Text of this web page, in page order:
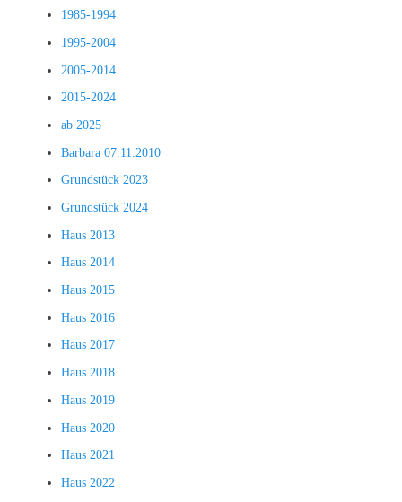
1985-1994
1995-2004
2005-2014
2015-2024
ab 2025
Barbara 07.11.2010
Grundstück 2023
Grundstück 2024
Haus 2013
Haus 2014
Haus 2015
Haus 2016
Haus 2017
Haus 2018
Haus 2019
Haus 2020
Haus 2021
Haus 2022